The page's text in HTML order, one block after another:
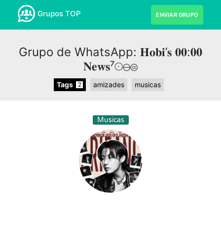
Grupos TOP ENVIAR GRUPO
Grupo de WhatsApp: 𝐇𝐨𝐛𝐢’𝐬 𝟎𝟎:𝟎𝟎
𝐍𝐞𝐰𝐬⁷☉⊖⊜
Tags 2 amizades musicas
Musicas